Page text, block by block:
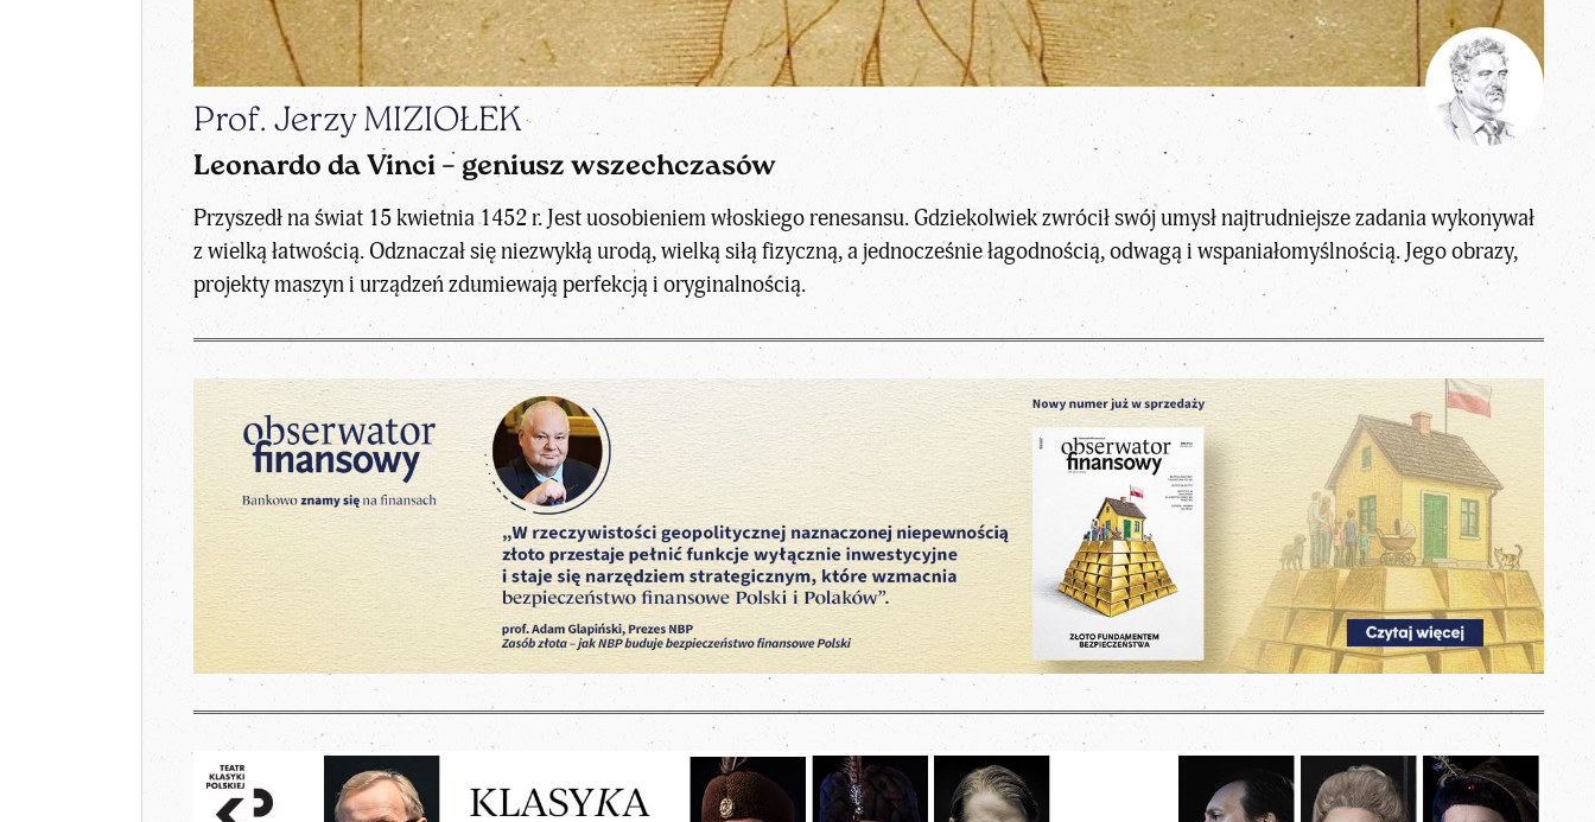
Prof. Jerzy MIZIOŁEK
Leonardo da Vinci – geniusz wszechczasów
Przyszedł na świat 15 kwietnia 1452 r. Jest uosobieniem włoskiego renesansu. Gdziekolwiek zwrócił swój umysł najtrudniejsze zadania wykonywał
z wielką łatwością. Odznaczał się niezwykłą urodą, wielką siłą fizyczną, a jednocześnie łagodnością, odwagą i wspaniałomyślnością. Jego obrazy,
projekty maszyn i urządzeń zdumiewają perfekcją i oryginalnością.